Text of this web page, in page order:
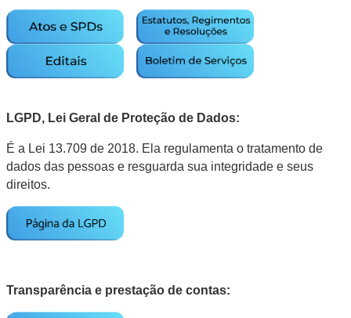
LGPD, Lei Geral de Proteção de Dados:
É a Lei 13.709 de 2018. Ela regulamenta o tratamento de
dados das pessoas e resguarda sua integridade e seus
direitos.
Transparência e prestação de contas: